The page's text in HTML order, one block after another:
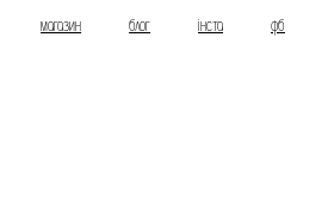
магазин блог інста фб